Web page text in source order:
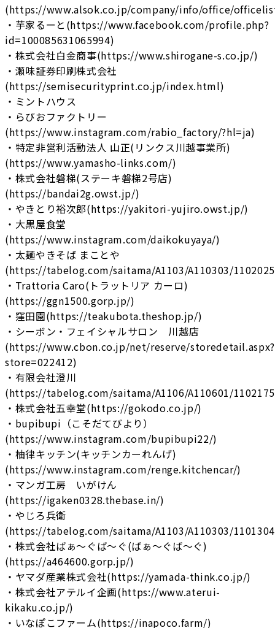
(https://www.alsok.co.jp/company/info/office/
・芋家るーと(https://www.facebook.com/profile.php?
id=100085631065994)
・株式会社白金商事(https://www.shirogane-s.co.jp/)
・瀬味証券印刷株式会社
(https://semisecurityprint.co.jp/index.html)
・ミントハウス
・らびおファクトリー
(https://www.instagram.com/rabio_factory/?hl=ja)
・特定非営利活動法人 山正(リンクス川越事業所)
(https://www.yamasho-links.com/)
・株式会社磐梯(ステーキ磐梯2号店)
(https://bandai2g.owst.jp/)
・やきとり裕次郎(https://yakitori-yujiro.owst.jp/)
・大黒屋食堂
(https://www.instagram.com/daikokuyaya/)
・太麺やきそば まことや
(https://tabelog.com/saitama/A1103/A110303/
・Trattoria Caro(トラットリア カーロ)
(https://ggn1500.gorp.jp/)
・窪田園(https://teakubota.theshop.jp/)
・シーボン・フェイシャルサロン 川越店
(https://www.cbon.co.jp/net/reserve/storedetail.aspx?
store=022412)
・有限会社澄川
(https://tabelog.com/saitama/A1106/A110601/
・株式会社五幸堂(https://gokodo.co.jp/)
・bupibupi（こそだてびより）
(https://www.instagram.com/bupibupi22/)
・柚律キッチン(キッチンカーれんげ)
(https://www.instagram.com/renge.kitchencar/)
・マンガ工房 いがけん
(https://igaken0328.thebase.in/)
・やじろ兵衛
(https://tabelog.com/saitama/A1103/A110303/
・株式会社ばぁ〜ぐば〜ぐ(ばぁ〜ぐば〜ぐ)
(https://a464600.gorp.jp/)
・ヤマダ産業株式会社(https://yamada-think.co.jp/)
・株式会社アテルイ企画(https://www.aterui-
kikaku.co.jp/)
・いなぽこファーム(https://inapoco.farm/)